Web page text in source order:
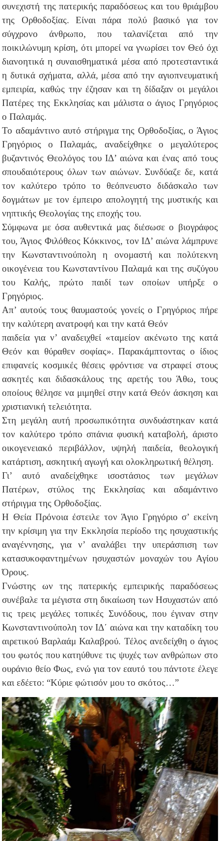
συνεχιστή της πατερικής παραδόσεως και του θριάμβου
της Ορθοδοξίας. Είναι πάρα πολύ βασικό για τον
σύγχρονο άνθρωπο, που ταλανίζεται από την
ποικιλώνυμη κρίση, ότι μπορεί να γνωρίσει τον Θεό όχι
διανοητικά η συναισθηματικά μέσα από προτεσταντικά
η δυτικά σχήματα, αλλά, μέσα από την αγιοπνευματική
εμπειρία, καθώς την έζησαν και τη δίδαξαν οι μεγάλοι
Πατέρες της Εκκλησίας και μάλιστα ο άγιος Γρηγόριος
ο Παλαμάς.
Το αδαμάντινο αυτό στήριγμα της Ορθοδοξίας, ο Άγιος
Γρηγόριος ο Παλαμάς, αναδείχθηκε ο μεγαλύτερος
βυζαντινός Θεολόγος του ΙΔ’ αιώνα και ένας από τους
σπουδαιότερους όλων των αιώνων. Συνδύαζε δε, κατά
τον καλύτερο τρόπο το θεόπνευστο διδάσκαλο των
δογμάτων με τον έμπειρο απολογητή της μυστικής και
νηπτικής Θεολογίας της εποχής του.
Σύμφωνα με όσα αυθεντικά μας διέσωσε ο βιογράφος
του, Άγιος Φιλόθεος Κόκκινος, τον ΙΔ’ αιώνα λάμπρυνε
την Κωνσταντινούπολη η ονομαστή και πολύτεκνη
οικογένεια του Κωνσταντίνου Παλαμά και της συζύγου
του Καλής, πρώτο παιδί των οποίων υπήρξε ο
Γρηγόριος.
Απ’ αυτούς τους θαυμαστούς γονείς ο Γρηγόριος πήρε
την καλύτερη ανατροφή και την κατά Θεόν
παιδεία για ν’ αναδειχθεί «ταμείον ακένωτο της κατά
Θεόν και θύραθεν σοφίας». Παρακάμπτοντας ο ίδιος
επιφανείς κοσμικές θέσεις φρόντισε να στραφεί στους
ασκητές και διδασκάλους της αρετής του Άθω, τους
οποίους θέλησε να μιμηθεί στην κατά Θεόν άσκηση και
χριστιανική τελειότητα.
Στη μεγάλη αυτή προσωπικότητα συνδυάστηκαν κατά
τον καλύτερο τρόπο σπάνια φυσική καταβολή, άριστο
οικογενειακό περιβάλλον, υψηλή παιδεία, θεολογική
κατάρτιση, ασκητική αγωγή και ολοκληρωτική θέληση.
Γι’ αυτό αναδείχθηκε ισοστάσιος των μεγάλων
Πατέρων, στύλος της Εκκλησίας και αδαμάντινο
στήριγμα της Ορθοδοξίας.
Η Θεία Πρόνοια έστειλε τον Άγιο Γρηγόριο σ’ εκείνη
την κρίσιμη για την Εκκλησία περίοδο της ησυχαστικής
αναγέννησης, για ν’ αναλάβει την υπεράσπιση των
κατασυκοφαντημένων ησυχαστών μοναχών του Αγίου
Όρους.
Γνώστης ων της πατερικής εμπειρικής παραδόσεως
συνέβαλε τα μέγιστα στη δικαίωση των Ησυχαστών από
τις τρεις μεγάλες τοπικές Συνόδους, που έγιναν στην
Κωνσταντινούπολη τον ΙΔ΄ αιώνα και την καταδίκη του
αιρετικού Βαρλαάμ Καλαβρού. Τέλος ανεδείχθη ο άγιος
του φωτός που κατηύθυνε τις ψυχές των ανθρώπων στο
ουράνιο θείο Φως, ενώ για τον εαυτό του πάντοτε έλεγε
και εδέετο: “Κύριε φώτισόν μου το σκότος…”